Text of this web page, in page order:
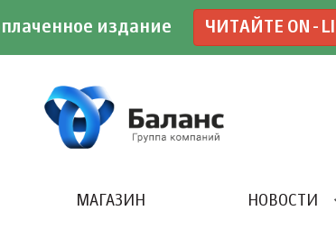
издание ЧИТАЙТЕ ON-
МАГАЗИН НОВОСТИ